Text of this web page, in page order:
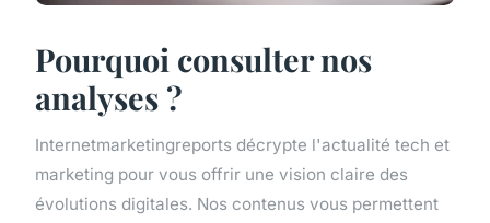
Pourquoi consulter nos
analyses ?
Internetmarketingreports décrypte l'actualité tech et
marketing pour vous offrir une vision claire des
évolutions digitales. Nos contenus vous permettent